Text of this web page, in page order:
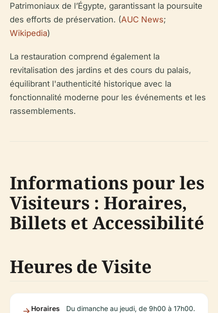
Patrimoniaux de l’Égypte, garantissant la poursuite
des efforts de préservation. (AUC News;
Wikipedia)
La restauration comprend également la
revitalisation des jardins et des cours du palais,
équilibrant l'authenticité historique avec la
fonctionnalité moderne pour les événements et les
rassemblements.
Informations pour les
Visiteurs : Horaires,
Billets et Accessibilité
Heures de Visite
Horaires
Du dimanche au jeudi, de 9h00 à 17h00.